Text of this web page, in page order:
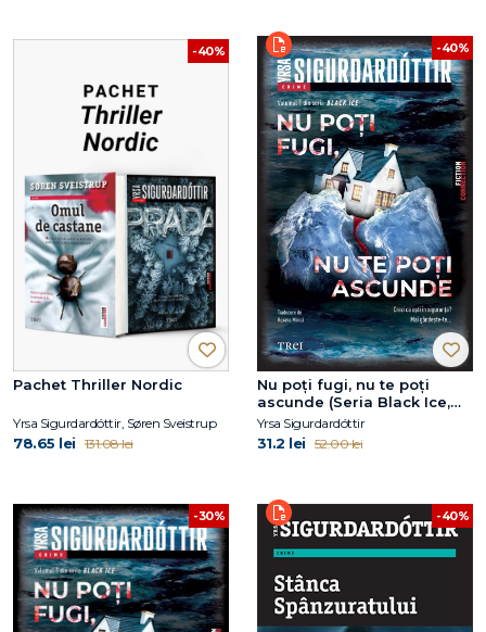
-40%
Pachet Thriller Nordic
Yrsa Sigurdardóttir, Søren Sveistrup
78.65 lei 131.08 lei
-40%
Nu poți fugi, nu te poți
ascunde (Seria Black Ice,
vol.1)
Yrsa Sigurdardóttir
31.2 lei 52.00 lei
-30% -40%